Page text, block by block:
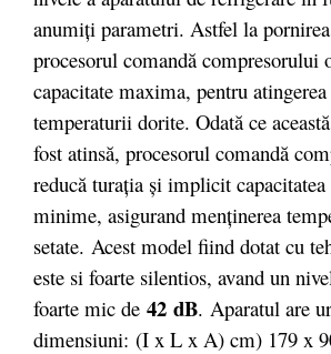
anumiți parametri. Astfel la
procesorul comandă compresorului
capacitate maxima, pentru
temperaturii dorite. Odată ce
fost atinsă, procesorul comandă
reducă turația și implicit
minime, asigurand menținerea
setate. Acest model fiind dotat cu
este si foarte silentios, avand un
foarte mic de 42 dB. Aparatul are
dimensiuni: (I x L x A) cm) 179 x